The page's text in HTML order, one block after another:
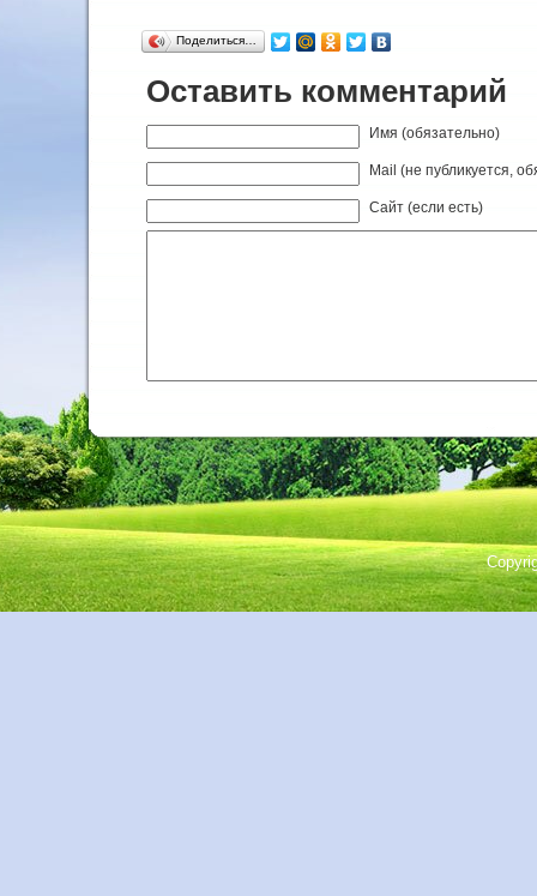
Поделиться…
Оставить комментарий
Имя (обязательно)
Mail (не публикуется,
Сайт (если есть)